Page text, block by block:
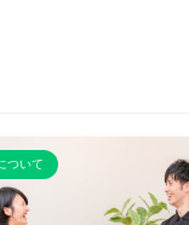
ついて